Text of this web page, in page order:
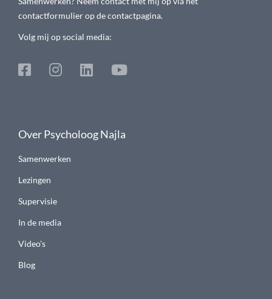
contactformulier op de contactpagina.
Volg mij op social media:
Over Psycholoog Najla
Samenwerken
Lezingen
Supervisie
In de media
Video's
Blog